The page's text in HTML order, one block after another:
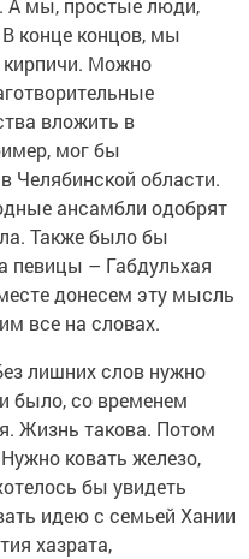
А мы, простые люди,
конце концов, мы
Можно
вложить в
мог бы
Челябинской области.
ансамбли одобрят
Также было бы
певицы – Габдульхая
донесем эту мысль
все на словах.
лишних слов нужно
было, со временем
Жизнь такова. Потом
ковать железо,
бы увидеть
идею с семьей Хании
хазрата,